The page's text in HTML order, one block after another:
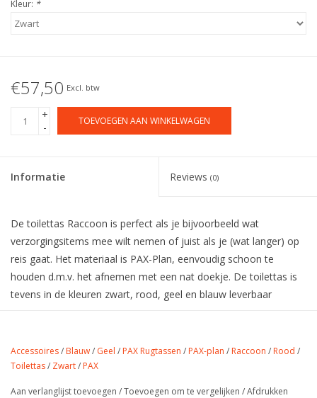
Kleur: *
€57,50 Excl. btw
+
-
TOEVOEGEN AAN WINKELWAGEN
Informatie Reviews (0)
De toilettas Raccoon is perfect als je bijvoorbeeld wat
verzorgingsitems mee wilt nemen of juist als je (wat langer) op
reis gaat. Het materiaal is PAX-Plan, eenvoudig schoon te
houden d.m.v. het afnemen met een nat doekje. De toilettas is
tevens in de kleuren zwart, rood, geel en blauw leverbaar
Gewicht: 0,35 kg
Inhoud: 7,2 liter
Uitvoering: Pax-Plan (Zeil)
Accessoires/ Blauw/ Geel / PAX Rugtassen / PAX-plan / Raccoon / Rood /
Toilettas/ Zwart/ PAX
Aan verlanglijst toevoegen /Toevoegen om te vergelijken /Afdrukken